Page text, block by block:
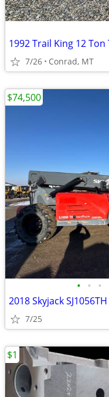
1992 Trail King 12
7/26 Conrad, MT
• • •
2018 Skyjack
7/25
$74,500
$1